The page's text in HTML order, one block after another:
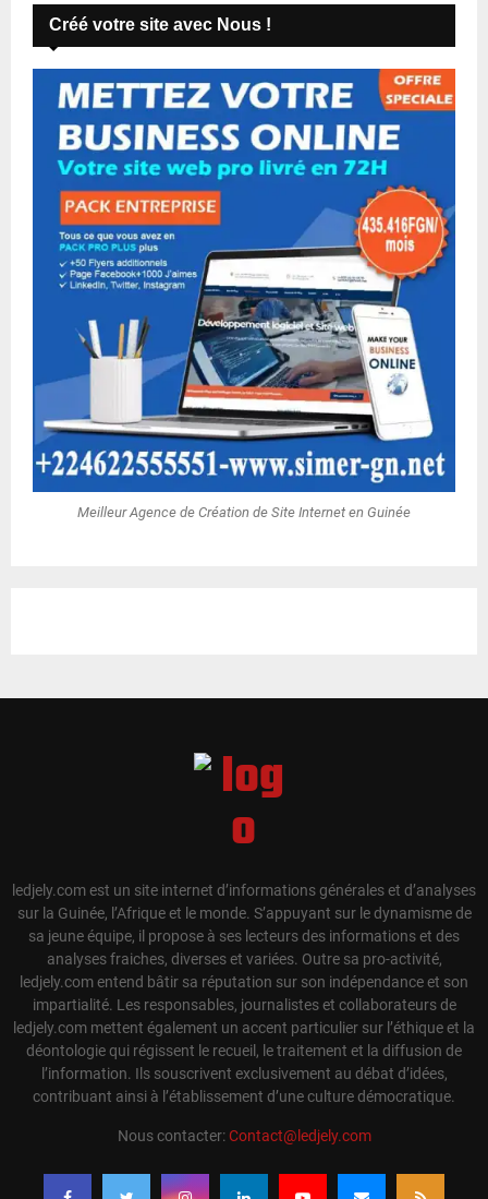
Créé votre site avec Nous !
Meilleur Agence de Création de Site Internet en Guinée
ledjely.com est un site internet d’informations générales et d’analyses
sur la Guinée, l’Afrique et le monde. S’appuyant sur le dynamisme de
sa jeune équipe, il propose à ses lecteurs des informations et des
analyses fraiches, diverses et variées. Outre sa pro-activité,
ledjely.com entend bâtir sa réputation sur son indépendance et son
impartialité. Les responsables, journalistes et collaborateurs de
ledjely.com mettent également un accent particulier sur l’éthique et la
déontologie qui régissent le recueil, le traitement et la diffusion de
l’information. Ils souscrivent exclusivement au débat d’idées,
contribuant ainsi à l’établissement d’une culture démocratique.
Nous contacter:Contact@ledjely.com